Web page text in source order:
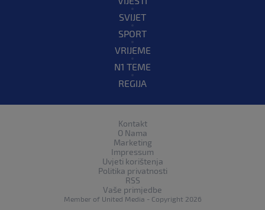
SVIJET
SPORT
VRIJEME
N1 TEME
REGIJA
Kontakt
O Nama
Marketing
Impressum
Uvjeti korištenja
Politika privatnosti
RSS
Vaše primjedbe
Member of United Media - Copyright 2026